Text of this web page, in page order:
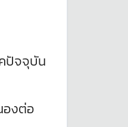
ปัจจุบัน
องต่อ